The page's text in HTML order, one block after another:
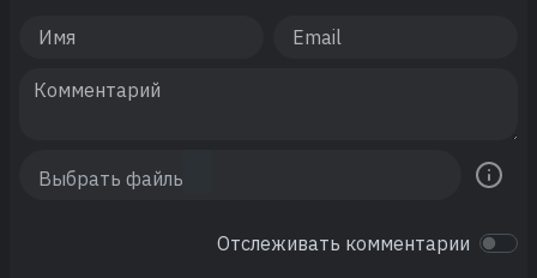
Отслеживать комментарии